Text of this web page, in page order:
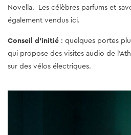
Novella. Les célèbres parfums et
également vendus ici.
Conseil d'initié : quelques portes
qui propose des visites audio de
sur des vélos électriques.